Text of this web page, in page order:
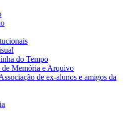
do Tempo
de Memória e Arquivo
de ex-alunos e amigos da